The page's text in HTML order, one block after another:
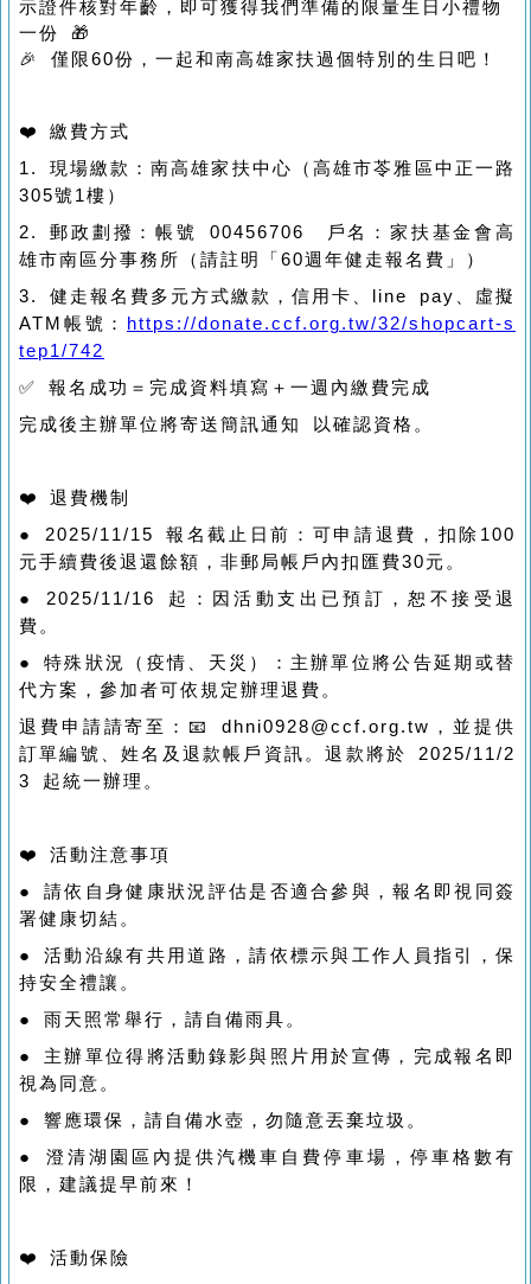
示證件核對年齡，即可獲得我們準備的限量生日小禮物
一份 🎁
🎉 僅限60份，一起和南高雄家扶過個特別的生日吧！
❤️ 繳費方式
1. 現場繳款：南高雄家扶中心（高雄市苓雅區中正一路
305號1樓）
2. 郵政劃撥：帳號 00456706 戶名：家扶基金會高
雄市南區分事務所（請註明「60週年健走報名費」）
3. 健走報名費多元方式繳款，信用卡、line pay、虛擬
ATM帳號：
https://donate.ccf.org.tw/32/shopcart-s
tep1/742
✅ 報名成功＝完成資料填寫＋一週內繳費完成
完成後主辦單位將寄送簡訊通知 以確認資格。
❤️ 退費機制
● 2025/11/15 報名截止日前：可申請退費，扣除100
元手續費後退還餘額，非郵局帳戶內扣匯費30元。
● 2025/11/16 起：因活動支出已預訂，恕不接受退
費。
● 特殊狀況（疫情、天災）：主辦單位將公告延期或替
代方案，參加者可依規定辦理退費。
退費申請請寄至：📧 dhni0928@ccf.org.tw，並提供
訂單編號、姓名及退款帳戶資訊。退款將於 2025/11/2
3 起統一辦理。
❤️ 活動注意事項
● 請依自身健康狀況評估是否適合參與，報名即視同簽
署健康切結。
● 活動沿線有共用道路，請依標示與工作人員指引，保
持安全禮讓。
● 雨天照常舉行，請自備雨具。
● 主辦單位得將活動錄影與照片用於宣傳，完成報名即
視為同意。
● 響應環保，請自備水壺，勿隨意丟棄垃圾。
● 澄清湖園區內提供汽機車自費停車場，停車格數有
限，建議提早前來！
❤️ 活動保險